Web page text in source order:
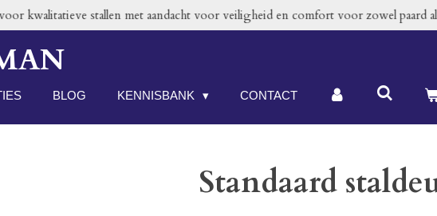
kwalitatieve stallen met aandacht voor veiligheid en comfort voor zowel paard
BLOG KENNISBANK CONTACT
Standaard